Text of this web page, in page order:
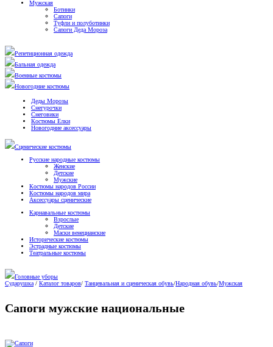
Мужская
Ботинки
Сапоги
Туфли и полуботинки
Сапоги Деда Мороза
Репетиционная одежда
Бальная одежда
Военные костюмы
Новогодние костюмы
Деды Морозы
Снегурочки
Снеговики
Костюмы Елки
Новогодние аксессуары
Сценические костюмы
Русские народные костюмы
Женские
Детские
Мужские
Костюмы народов России
Костюмы народов мира
Аксессуары сценические
Карнавальные костюмы
Взрослые
Детские
Маски венецианские
Исторические костюмы
Эстрадные костюмы
Театральные костюмы
Головные уборы
Сударушка / Каталог товаров/ Танцевальная и сценическая обувь/Народная обувь/Мужская
Сапоги мужские национальные